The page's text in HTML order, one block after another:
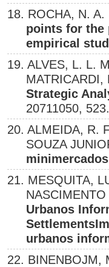
18. ROCHA, N.
points for the
empirical
19. ALVES, L. L.
MATRICARDI,
Strategic
20711050,
20. ALMEIDA, R.
SOUZA
minimercados
21. MESQUITA,
Urbanos
urbanos
22. BINENBOJM,